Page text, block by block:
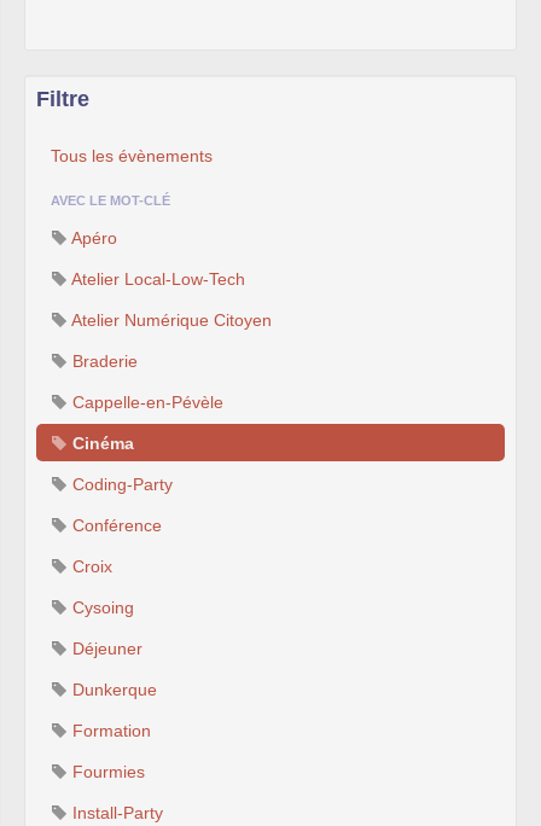
ceux qui cherchent à transformer les conditions
économies alternatives, basées sur le partage.
épisodes seront projetés à 21h.
La séance sera accompagnée de membre de
Filtre
Tous les évènements
AVEC LE MOT-CLÉ
Apéro
Atelier Local-Low-Tech
Atelier Numérique Citoyen
Braderie
Cappelle-en-Pévèle
Cinéma
Coding-Party
Conférence
Croix
Cysoing
Déjeuner
Dunkerque
Formation
Fourmies
Install-Party